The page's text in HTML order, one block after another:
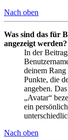
Nach oben
Was sind das für
angezeigt werden?
In der
deinem
Punkte, die
angeben.
„Avatar“
ein
Nach oben